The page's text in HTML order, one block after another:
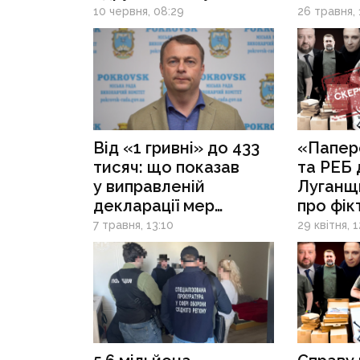
Кириленка у
відрядження
за кордон
10 червня, 08:29
у
26 травня,
Від «1 гривні» до 433
тисяч: що показав
у виправленій
декларації мер
Покровська
Требушкін
7 травня, 13:10
та РЕБ
про
на 5,5
29 квітня,